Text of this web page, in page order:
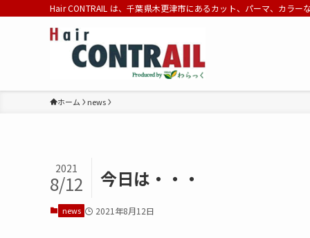
Hair CONTRAIL は、千葉県木更津市にあるカット、パーマ、カラー
ホーム news
今日は・・・
2021
8/12
news 2021年8月12日